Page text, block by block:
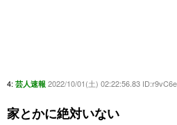
4: 芸人速報 2022/10/01(土) 02:22:56.83
家とかに絶対いない